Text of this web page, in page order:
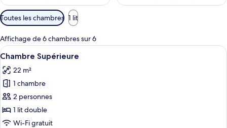
Filtres
disponibles
pour
les
chambres
Toutes les chambres 1 lit
Affichage de 6 chambres sur 6
Afficher
toutes
les
photos
pour
ce
type
Chambre Supérieure | Literie de
3
Chambre Supérieure
22 m²
1 chambre
2 personnes
1 lit double
Wi-Fi gratuit